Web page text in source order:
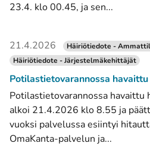
23.4. klo 00.45, ja sen...
21.4.2026
Häiriötiedote -
Häiriötiedote - Järjestelmäkehittäjät
Potilastietovarannossa
Potilastietovarannossa havaittu
alkoi 21.4.2026 klo 8.55 ja
vuoksi palvelussa esiintyi
OmaKanta-palvelun ja...